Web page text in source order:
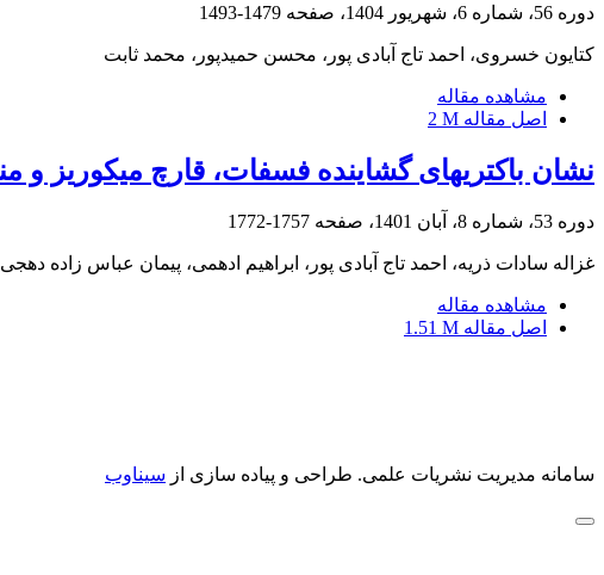
دوره 56، شماره 6، شهریور 1404، صفحه 1479-1493
کتایون خسروی، احمد تاج آبادی پور، محسن حمیدپور، محمد ثابت
مشاهده مقاله
اصل مقاله 2 M
نشان باکتری‎های گشاینده فسفات، قارچ میکوریز و منابع فسفر بر رشد و جذب فسفر نهال‎های پسته
دوره 53، شماره 8، آبان 1401، صفحه 1757-1772
غزاله سادات ذریه، احمد تاج آبادی پور، ابراهیم ادهمی، پیمان عباس زاده دهجی
مشاهده مقاله
اصل مقاله 1.51 M
سامانه مدیریت نشریات علمی. طراحی و پیاده سازی از سیناوب